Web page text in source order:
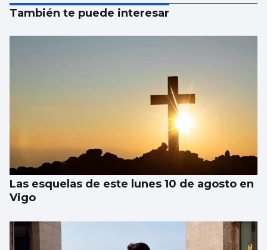
También te puede interesar
Las esquelas de este lunes 10 de agosto en
Vigo